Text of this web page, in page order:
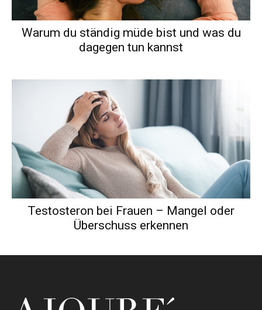
Warum du ständig müde bist und was du
dagegen tun kannst
Testosteron bei Frauen – Mangel oder
Überschuss erkennen